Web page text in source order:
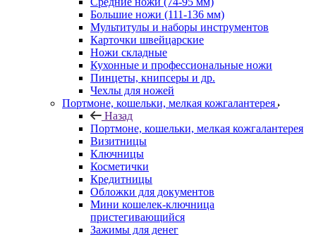
Большие ножи (111-136 мм)
Мультитулы и наборы инструментов
Карточки швейцарские
Ножи складные
Кухонные и профессиональные ножи
Пинцеты, книпсеры и др.
Чехлы для ножей
Портмоне, кошельки, мелкая кожгалантерея
Назад
Портмоне, кошельки, мелкая кожгалантерея
Визитницы
Ключницы
Косметички
Кредитницы
Обложки для документов
Мини кошелек-ключница
пристегивающийся
Зажимы для денег